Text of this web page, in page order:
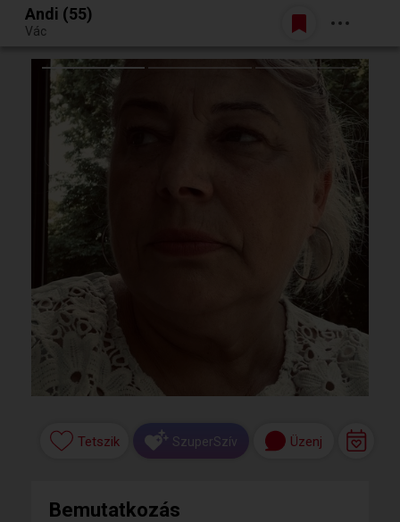
Egy jó randiból bármi lehet.
Belépés
Andi (55)
Vác
Tetszik SzuperSzív Üzenj
Bemutatkozás